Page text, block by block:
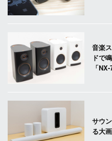
音楽
ドで
「
サウ
る大